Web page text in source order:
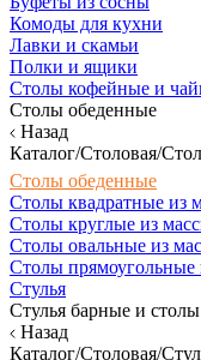
Комоды для кухни
Лавки и скамьи
Полки и ящики
Столы кофейные и
Столы обеденные
Назад
Каталог/Столовая/
Столы обеденные
Столы квадратные из
Столы круглые из
Столы овальные из
Столы прямоугольные
Стулья
Стулья барные и
Назад
Каталог/Столовая/